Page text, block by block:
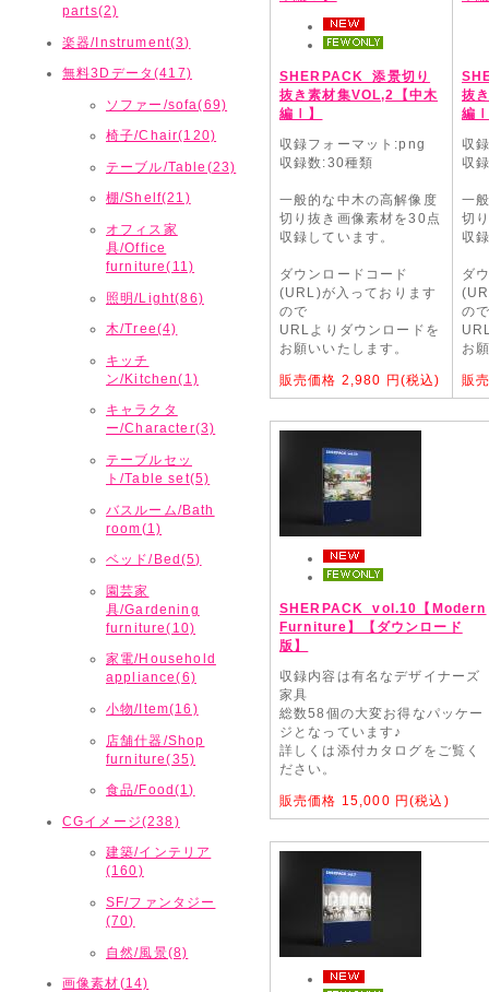
parts(2)
楽器/Instrument(3)
無料3Dデータ(417)
ソファー/sofa(69)
椅子/Chair(120)
テーブル/Table(23)
棚/Shelf(21)
オフィス家
具/Office
furniture(11)
照明/Light(86)
木/Tree(4)
キッチ
ン/Kitchen(1)
キャラクタ
ー/Character(3)
テーブルセッ
ト/Table set(5)
バスルーム/Bath
room(1)
ベッド/Bed(5)
園芸家
具/Gardening
furniture(10)
家電/Household
appliance(6)
小物/Item(16)
店舗什器/Shop
furniture(35)
食品/Food(1)
CGイメージ(238)
建築/インテリア
(160)
SF/ファンタジー
(70)
自然/風景(8)
画像素材(14)
SHERPACK_添景切り
抜き素材集VOL,2【中木
編Ⅰ】
収録フォーマット:png
収録数:30種類
一般的な中木の高解像度
切り抜き画像素材を30点
収録しています。
ダウンロードコード
(URL)が入っております
ので
URLよりダウンロードを
お願いいたします。
販売価格 2,980 円(税込)
抜
編
収
収
一
切
収
ダ
の
お
販
SHERPACK_vol.10【Modern
Furniture】【ダウンロード
版】
収録内容は有名なデザイナーズ
家具
総数58個の大変お得なパッケー
ジとなっています♪
詳しくは添付カタログをご覧く
ださい。
販売価格 15,000 円(税込)